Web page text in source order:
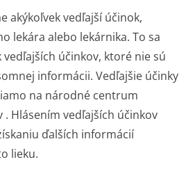
akýkoľvek vedľajší účinok,
lekára alebo lekárnika. To sa
vedľajších účinkov, ktoré nie sú
informácii. Vedľajšie účinky
na národné centrum
. Hlásením vedľajších účinkov
ďalších informácií
lieku.